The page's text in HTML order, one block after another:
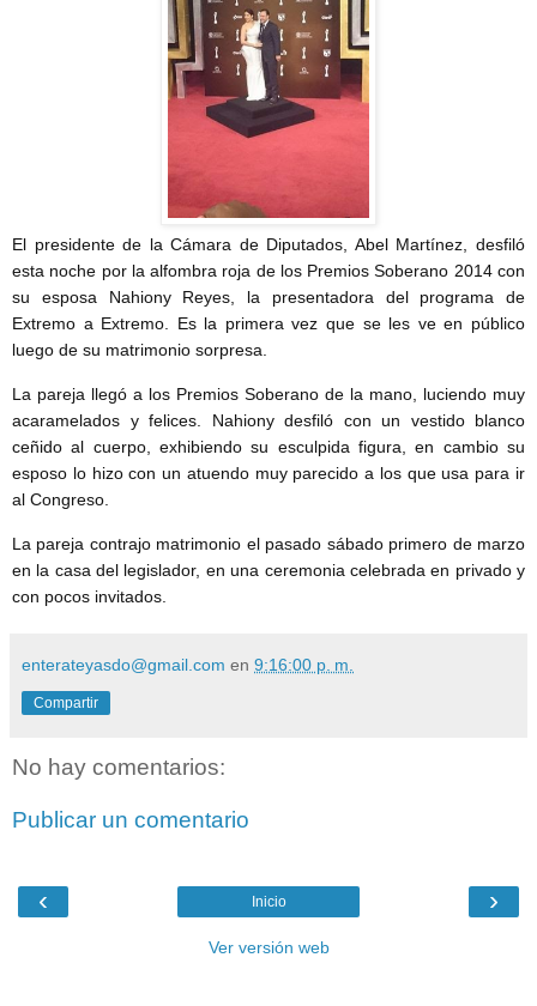
El presidente de la Cámara de Diputados, Abel Martínez, desfiló
esta noche por la alfombra roja de los Premios Soberano 2014 con
su esposa Nahiony Reyes, la presentadora del programa de
Extremo a Extremo. Es la primera vez que se les ve en público
luego de su matrimonio sorpresa.
La pareja llegó a los Premios Soberano de la mano, luciendo muy
acaramelados y felices. Nahiony desfiló con un vestido blanco
ceñido al cuerpo, exhibiendo su esculpida figura, en cambio su
esposo lo hizo con un atuendo muy parecido a los que usa para ir
al Congreso.
La pareja contrajo matrimonio el pasado sábado primero de marzo
en la casa del legislador, en una ceremonia celebrada en privado y
con pocos invitados.
enterateyasdo@gmail.com en 9:16:00 p. m.
Compartir
No hay comentarios:
Publicar un comentario
‹ ›
Inicio
Ver versión web